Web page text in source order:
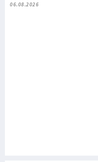
06.08.2026